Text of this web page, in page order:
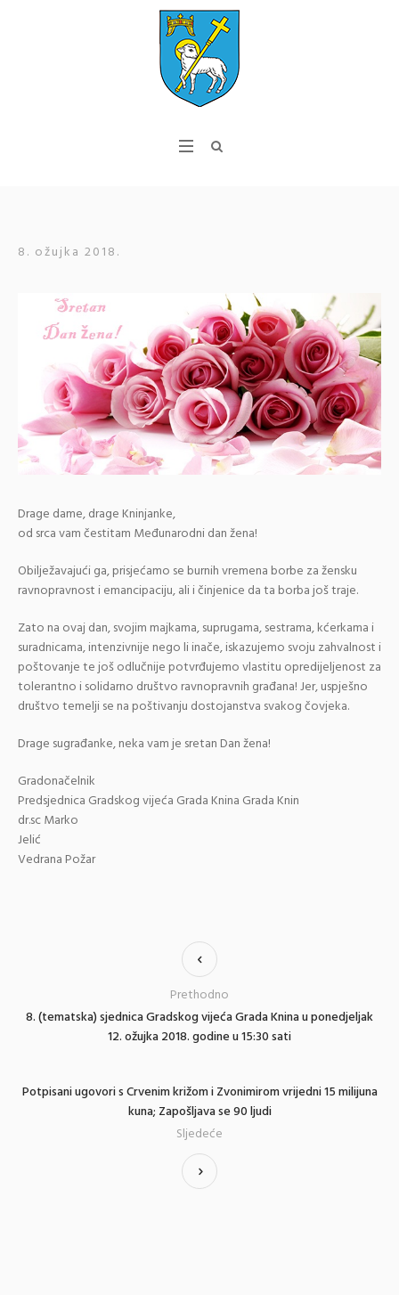
8. ožujka 2018.
Drage dame, drage Kninjanke,
od srca vam čestitam Međunarodni dan žena!
Obilježavajući ga, prisjećamo se burnih vremena borbe za žensku
ravnopravnost i emancipaciju, ali i činjenice da ta borba još traje.
Zato na ovaj dan, svojim majkama, suprugama, sestrama, kćerkama i
suradnicama, intenzivnije nego li inače, iskazujemo svoju zahvalnost i
poštovanje te još odlučnije potvrđujemo vlastitu opredijeljenost za
tolerantno i solidarno društvo ravnopravnih građana! Jer, uspješno
društvo temelji se na poštivanju dostojanstva svakog čovjeka.
Drage sugrađanke, neka vam je sretan Dan žena!
Gradonačelnik
Predsjednica Gradskog vijeća Grada Knina Grada Knin
dr.sc Marko
Vedrana Požar
8. (tematska) sjednica Gradskog vijeća Grada Knina u ponedjeljak
12. ožujka 2018. godine u 15:30 sati
Prethodno
Potpisani ugovori s Crvenim križom i Zvonimirom vrijedni 15 milijuna
kuna; Zapošljava se 90 ljudi
Sljedeće